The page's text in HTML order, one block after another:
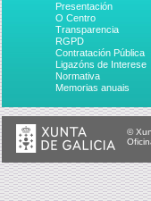
Presentación
O Centro
Transparencia
RGPD
Contratación Pública
Ligazóns de Interese
Normativa
Memorias anuais
©